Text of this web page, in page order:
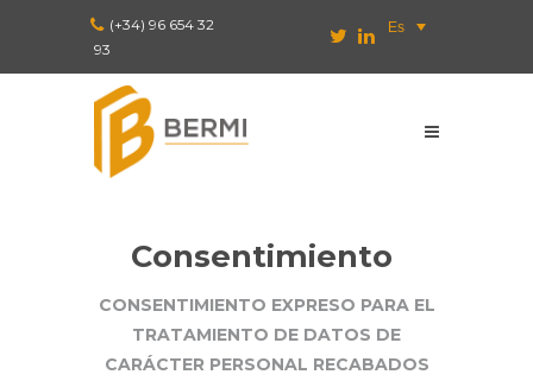
(+34) 96 654 32
93
Es
Consentimiento
CONSENTIMIENTO EXPRESO PARA EL
TRATAMIENTO DE DATOS DE
CARÁCTER PERSONAL RECABADOS